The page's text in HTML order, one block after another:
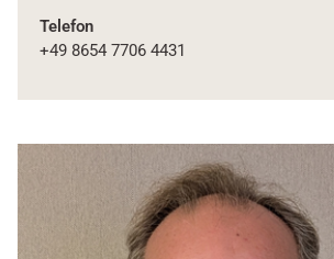
Telefon
+49 8654 7706 4431